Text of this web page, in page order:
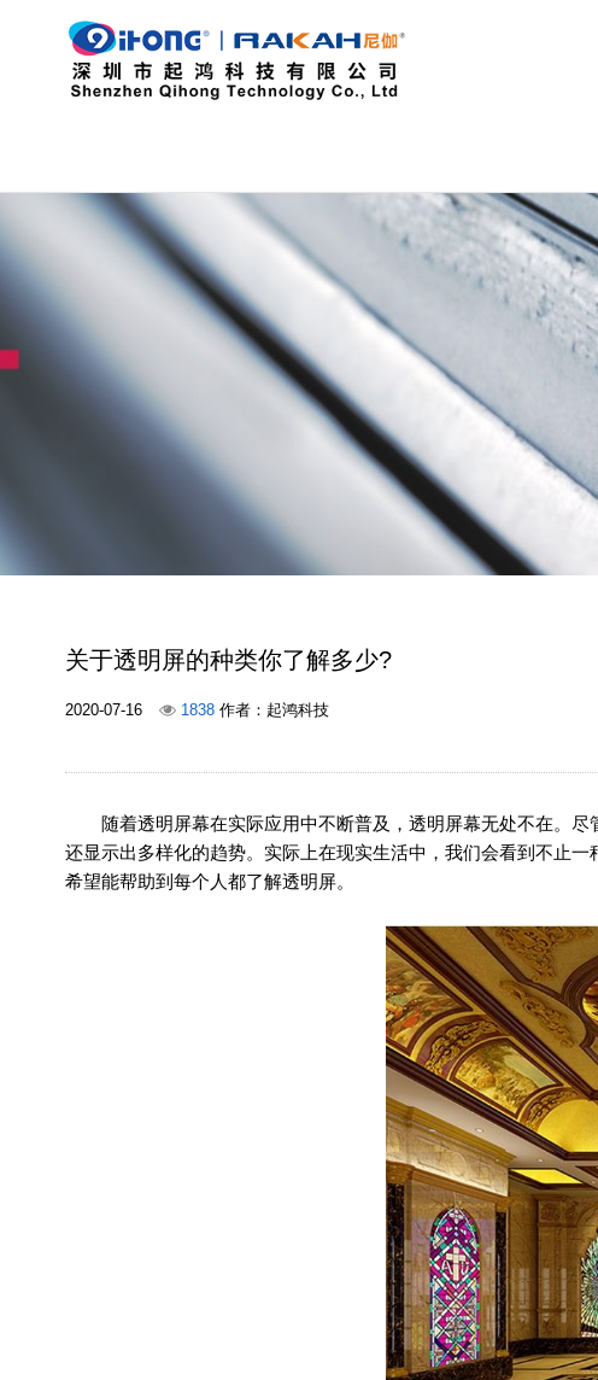
关于透明屏的种类你了解多少?
2020-07-16 1838作者：起鸿科技
随着透明屏幕在实际应用中不断普及，透明屏幕无处不在。尽
还显示出多样化的趋势。实际上在现实生活中，我们会看到不止
希望能帮助到每个人都了解透明屏。